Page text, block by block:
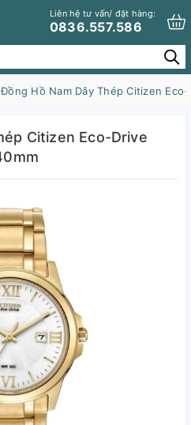
Liên hệ tư vấn/ đặt hàng:
0836.557.586
Đồng Hồ Nam Dây Thép Citizen
Citizen Eco-Drive